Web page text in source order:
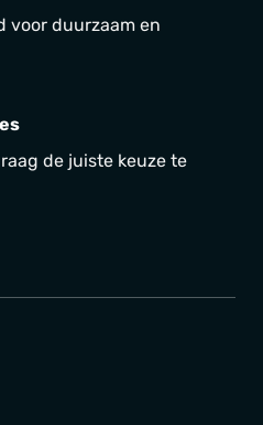
voor duurzaam en
de juiste keuze te